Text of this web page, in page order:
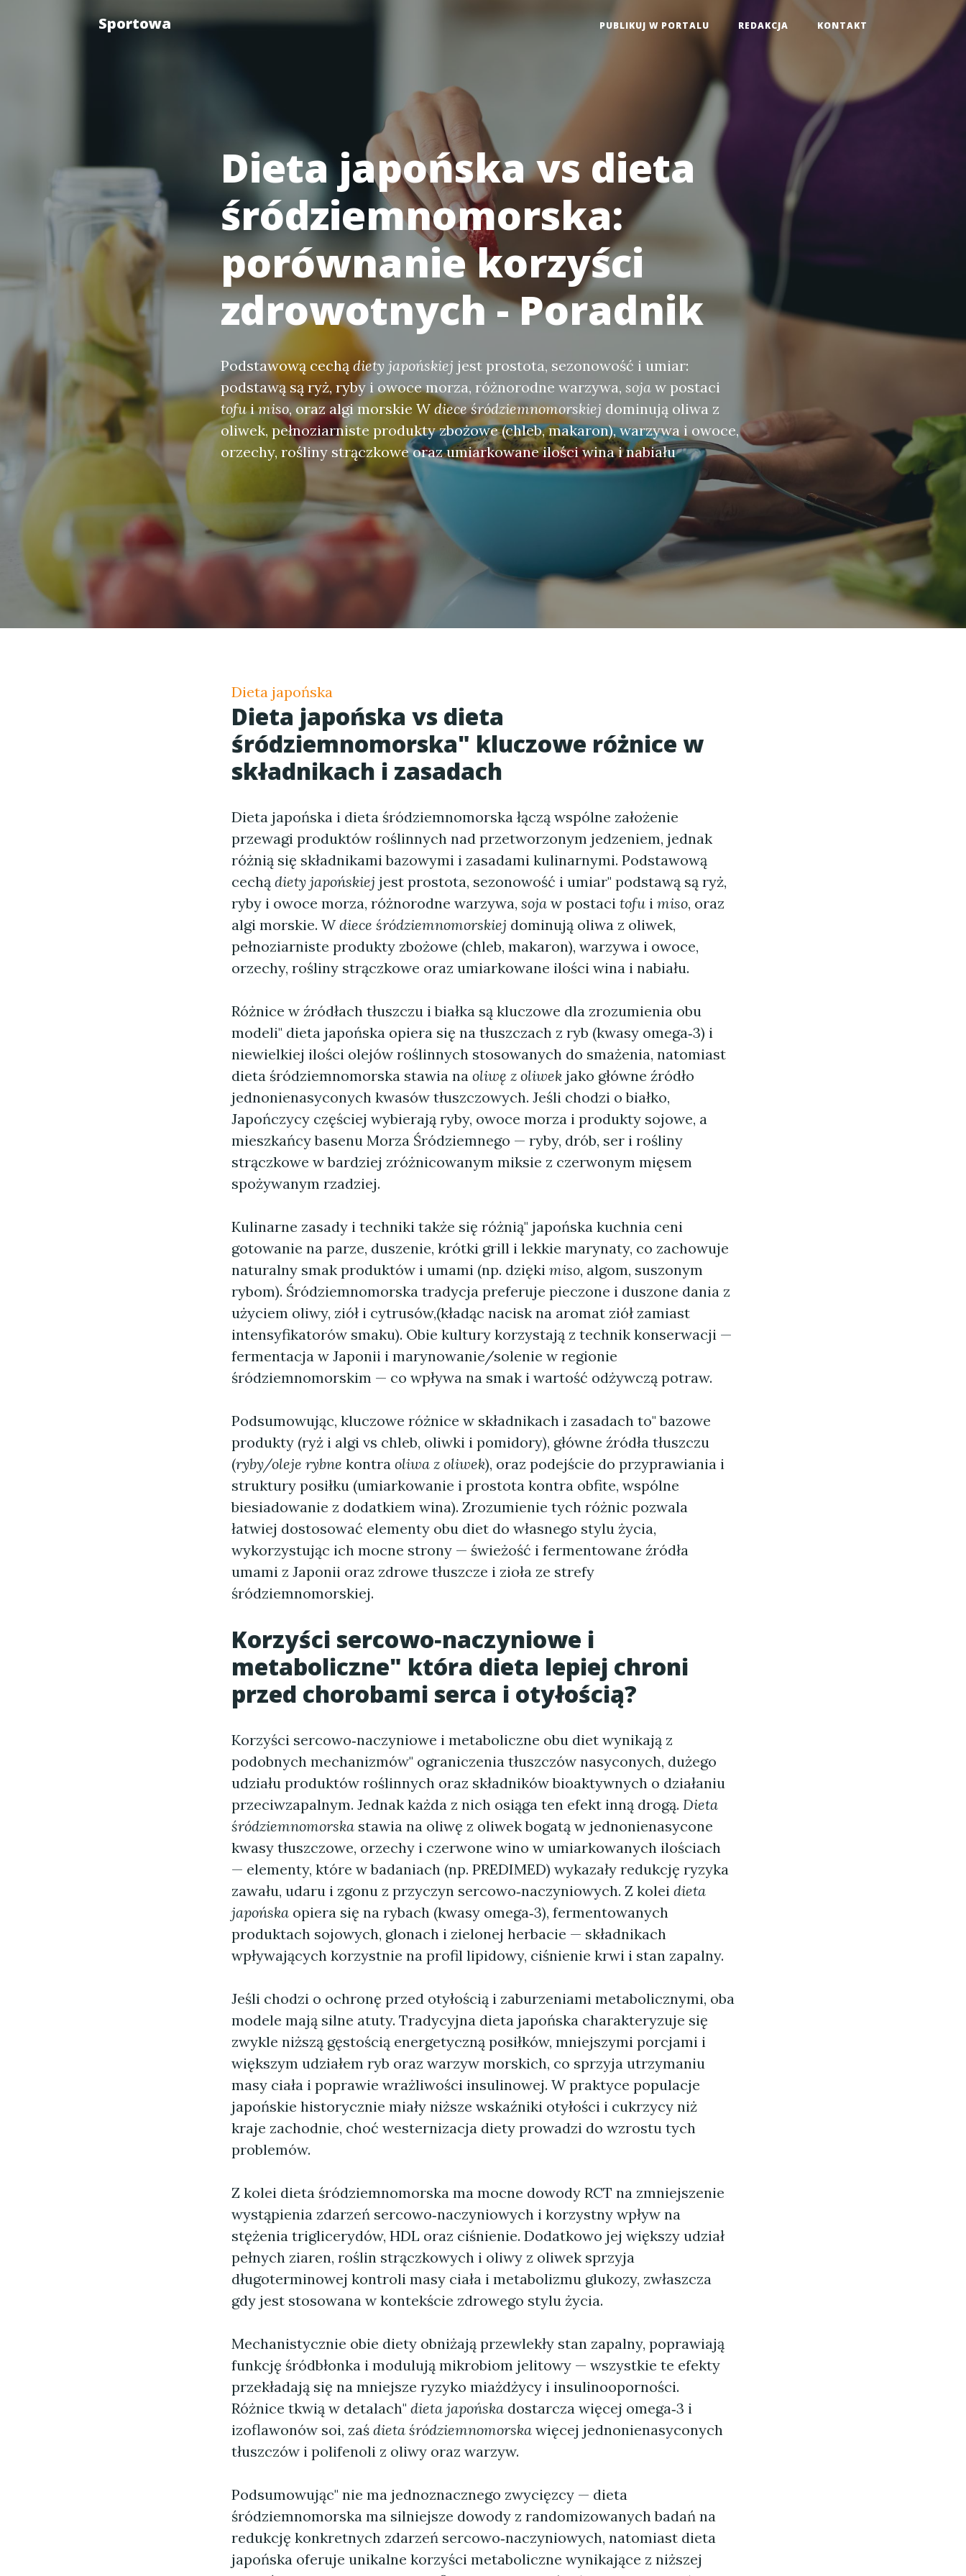
Sportowa PUBLIKUJ W PORTALU REDAKCJA KONTAKT
Dieta japońska vs dieta
śródziemnomorska:
porównanie korzyści
zdrowotnych - Poradnik
Podstawową cechą diety japońskiej jest prostota, sezonowość i umiar:
podstawą są ryż, ryby i owoce morza, różnorodne warzywa, soja w postaci
tofuimiso, oraz algi morskie Wdiece śródziemnomorskiej dominują oliwa z
oliwek, pełnoziarniste produkty zbożowe (chleb, makaron), warzywa i owoce,
orzechy, rośliny strączkowe oraz umiarkowane ilości wina i nabiału
Dieta japońska
Dieta japońska vs dieta
śródziemnomorska" kluczowe różnice w
składnikach i zasadach
Dieta japońska i dieta śródziemnomorska łączą wspólne założenie
przewagi produktów roślinnych nad przetworzonym jedzeniem, jednak
różnią się składnikami bazowymi i zasadami kulinarnymi. Podstawową
cechą diety japońskiej jest prostota, sezonowość i umiar" podstawą są ryż,
ryby i owoce morza, różnorodne warzywa, soja w postaci tofu i miso, oraz
algi morskie. Wdiece śródziemnomorskiej dominują oliwa z oliwek,
pełnoziarniste produkty zbożowe (chleb, makaron), warzywa i owoce,
orzechy, rośliny strączkowe oraz umiarkowane ilości wina i nabiału.
Różnice w źródłach tłuszczu i białka są kluczowe dla zrozumienia obu
modeli" dieta japońska opiera się na tłuszczach z ryb (kwasy omega‑3) i
niewielkiej ilości olejów roślinnych stosowanych do smażenia, natomiast
dieta śródziemnomorska stawia na oliwę z oliwek jako główne źródło
jednonienasyconych kwasów tłuszczowych. Jeśli chodzi o białko,
Japończycy częściej wybierają ryby, owoce morza i produkty sojowe, a
mieszkańcy basenu Morza Śródziemnego — ryby, drób, ser i rośliny
strączkowe w bardziej zróżnicowanym miksie z czerwonym mięsem
spożywanym rzadziej.
Kulinarne zasady i techniki także się różnią" japońska kuchnia ceni
gotowanie na parze, duszenie, krótki grill i lekkie marynaty, co zachowuje
naturalny smak produktów i umami (np. dzięki miso, algom, suszonym
rybom). Śródziemnomorska tradycja preferuje pieczone i duszone dania z
użyciem oliwy, ziół i cytrusów,(kładąc nacisk na aromat ziół zamiast
intensyfikatorów smaku). Obie kultury korzystają z technik konserwacji —
fermentacja w Japonii i marynowanie/solenie w regionie
śródziemnomorskim — co wpływa na smak i wartość odżywczą potraw.
Podsumowując, kluczowe różnice w składnikach i zasadach to" bazowe
produkty (ryż i algi vs chleb, oliwki i pomidory), główne źródła tłuszczu
(ryby/oleje rybne kontra oliwa z oliwek), oraz podejście do przyprawiania i
struktury posiłku (umiarkowanie i prostota kontra obfite, wspólne
biesiadowanie z dodatkiem wina). Zrozumienie tych różnic pozwala
łatwiej dostosować elementy obu diet do własnego stylu życia,
wykorzystując ich mocne strony — świeżość i fermentowane źródła
umami z Japonii oraz zdrowe tłuszcze i zioła ze strefy
śródziemnomorskiej.
Korzyści sercowo‑naczyniowe i
metaboliczne" która dieta lepiej chroni
przed chorobami serca i otyłością?
Korzyści sercowo‑naczyniowe i metaboliczne obu diet wynikają z
podobnych mechanizmów" ograniczenia tłuszczów nasyconych, dużego
udziału produktów roślinnych oraz składników bioaktywnych o działaniu
przeciwzapalnym. Jednak każda z nich osiąga ten efekt inną drogą. Dieta
śródziemnomorska stawia na oliwę z oliwek bogatą w jednonienasycone
kwasy tłuszczowe, orzechy i czerwone wino w umiarkowanych ilościach
— elementy, które w badaniach (np. PREDIMED) wykazały redukcję ryzyka
zawału, udaru i zgonu z przyczyn sercowo‑naczyniowych. Z kolei dieta
japońska opiera się na rybach (kwasy omega‑3), fermentowanych
produktach sojowych, glonach i zielonej herbacie — składnikach
wpływających korzystnie na profil lipidowy, ciśnienie krwi i stan zapalny.
Jeśli chodzi o ochronę przed otyłością i zaburzeniami metabolicznymi, oba
modele mają silne atuty. Tradycyjna dieta japońska charakteryzuje się
zwykle niższą gęstością energetyczną posiłków, mniejszymi porcjami i
większym udziałem ryb oraz warzyw morskich, co sprzyja utrzymaniu
masy ciała i poprawie wrażliwości insulinowej. W praktyce populacje
japońskie historycznie miały niższe wskaźniki otyłości i cukrzycy niż
kraje zachodnie, choć westernizacja diety prowadzi do wzrostu tych
problemów.
Z kolei dieta śródziemnomorska ma mocne dowody RCT na zmniejszenie
wystąpienia zdarzeń sercowo‑naczyniowych i korzystny wpływ na
stężenia triglicerydów, HDL oraz ciśnienie. Dodatkowo jej większy udział
pełnych ziaren, roślin strączkowych i oliwy z oliwek sprzyja
długoterminowej kontroli masy ciała i metabolizmu glukozy, zwłaszcza
gdy jest stosowana w kontekście zdrowego stylu życia.
Mechanistycznie obie diety obniżają przewlekły stan zapalny, poprawiają
funkcję śródbłonka i modulują mikrobiom jelitowy — wszystkie te efekty
przekładają się na mniejsze ryzyko miażdżycy i insulinooporności.
Różnice tkwią w detalach" dieta japońska dostarcza więcej omega‑3 i
izoflawonów soi, zaś dieta śródziemnomorska więcej jednonienasyconych
tłuszczów i polifenoli z oliwy oraz warzyw.
Podsumowując" nie ma jednoznacznego zwycięzcy — dieta
śródziemnomorska ma silniejsze dowody z randomizowanych badań na
redukcję konkretnych zdarzeń sercowo‑naczyniowych, natomiast dieta
japońska oferuje unikalne korzyści metaboliczne wynikające z niższej